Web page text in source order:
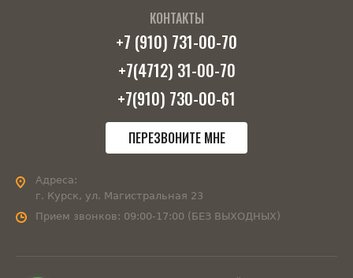
КОНТАКТЫ
+7 (910) 731-00-70
+7(4712) 31-00-70
+7(910) 730-00-61
ПЕРЕЗВОНИТЕ МНЕ
Адреса:
г. Курск, ул. Магистральная 23
Прием звонков: 09:00-17:00 (БЕЗ ВЫХОДНЫХ)